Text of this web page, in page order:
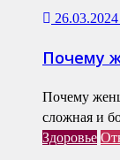
26.03.2024
Почему
Почему
сложная и
Здоровье